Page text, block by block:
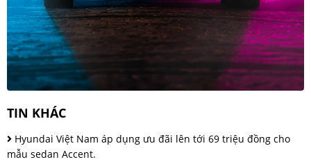
TIN KHÁC
Hyundai Việt Nam áp dụng ưu đãi lên tới 69 triệu đồng cho
mẫu sedan Accent.